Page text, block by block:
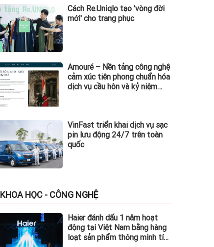
Cách Re.Uniqlo tạo 'vòng đời
mới' cho trang phục
Amouré – Nền tảng công nghệ
cảm xúc tiên phong chuẩn hóa
dịch vụ cầu hôn và kỷ niệm
VinFast triển khai dịch vụ sạc
pin lưu động 24/7 trên toàn
quốc
KHOA HỌC - CÔNG NGHỆ
Haier đánh dấu 1 năm hoạt
động tại Việt Nam bằng hàng
loạt sản phẩm thông minh tích